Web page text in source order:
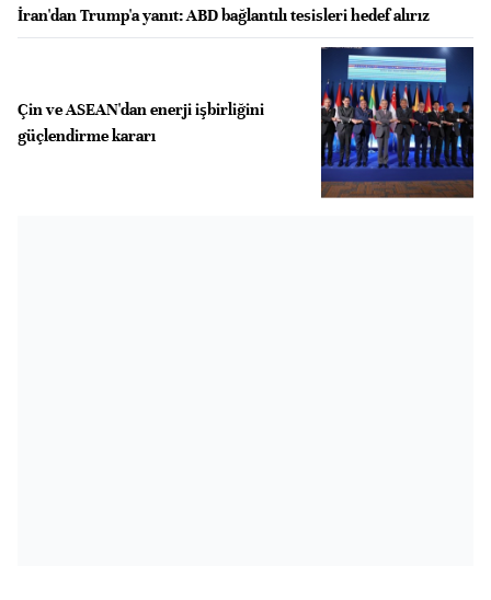
İran'dan Trump'a yanıt: ABD bağlantılı tesisleri hedef alırız
Çin ve ASEAN'dan enerji işbirliğini
güçlendirme kararı